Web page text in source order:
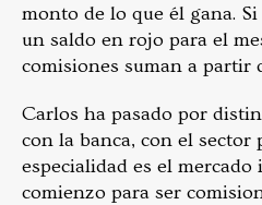
monto de lo que él gana.
un saldo en rojo para el
comisiones suman a partir
Carlos ha pasado por
con la banca, con el sector
especialidad es el
comienzo para ser